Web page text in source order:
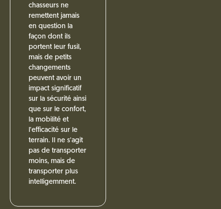
chasseurs ne
remettent jamais
en question la
façon dont ils
portent leur fusil,
mais de petits
changements
peuvent avoir un
impact significatif
sur la sécurité ainsi
que sur le confort,
la mobilité et
l'efficacité sur le
terrain. Il ne s'agit
pas de transporter
moins, mais de
transporter plus
intelligemment.